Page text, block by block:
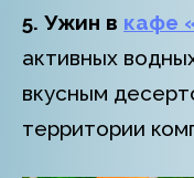
5. Ужин в кафе
активных
вкусным
территории